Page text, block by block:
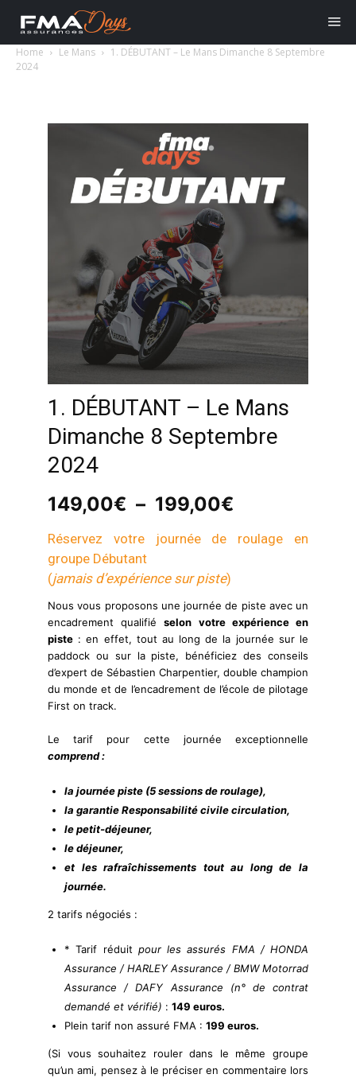
Home Le Mans
1. DÉBUTANT – Le Mans Dimanche 8 Septembre
2024
1. DÉBUTANT – Le Mans
Dimanche 8 Septembre
2024
149,00€ – 199,00€
prix :
149,00€
Réservez votre journée de roulage en
groupe Débutant
(jamais d’expérience sur piste)
Nous vous proposons une journée de piste avec un
encadrement qualifiéselon votre expérience en
piste : en effet, tout au long de la journée sur le
paddock ou sur la piste, bénéficiez des conseils
d’expert de Sébastien Charpentier, double champion
du monde et de l’encadrement de l’école de pilotage
First on track.
Le tarif pour cette journée exceptionnelle
comprend :
la journée piste (5 sessions de roulage),
la garantie Responsabilité civile circulation,
le petit-déjeuner,
le déjeuner,
et les rafraîchissements tout au long de la
journée.
2 tarifs négociés :
* Tarif réduit pour les assurés FMA / HONDA
Assurance / HARLEY Assurance / BMW Motorrad
Assurance / DAFY Assurance (n° de contrat
demandé et vérifié) : 149 euros.
Plein tarif non assuré FMA : 199 euros.
(Si vous souhaitez rouler dans le même groupe
qu’un ami, pensez à le préciser en commentaire lors